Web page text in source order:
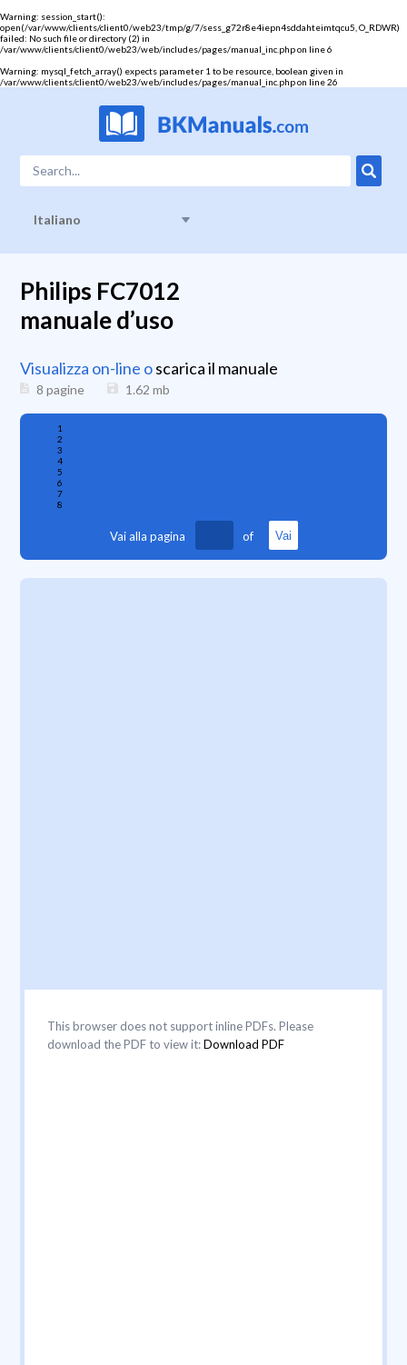
Warning: session_start():
open(/var/www/clients/client0/web23/tmp/g/7/sess_g72r8e4iepn4sddahteimtqcu5, O_RDWR)
failed: No such file or directory (2) in
/var/www/clients/client0/web23/web/includes/pages/manual_inc.phpon line6
Warning: mysql_fetch_array() expects parameter 1 to be resource, boolean given in
/var/www/clients/client0/web23/web/includes/pages/manual_inc.phpon line26
Italiano
Philips FC7012
manuale d’uso
Visualizza on-line oscarica il manuale
8 pagine 1.62 mb
1
2
3
4
5
6
7
8
Vai alla pagina of Vai
This browser does not support inline PDFs. Please
download the PDF to view it:Download PDF